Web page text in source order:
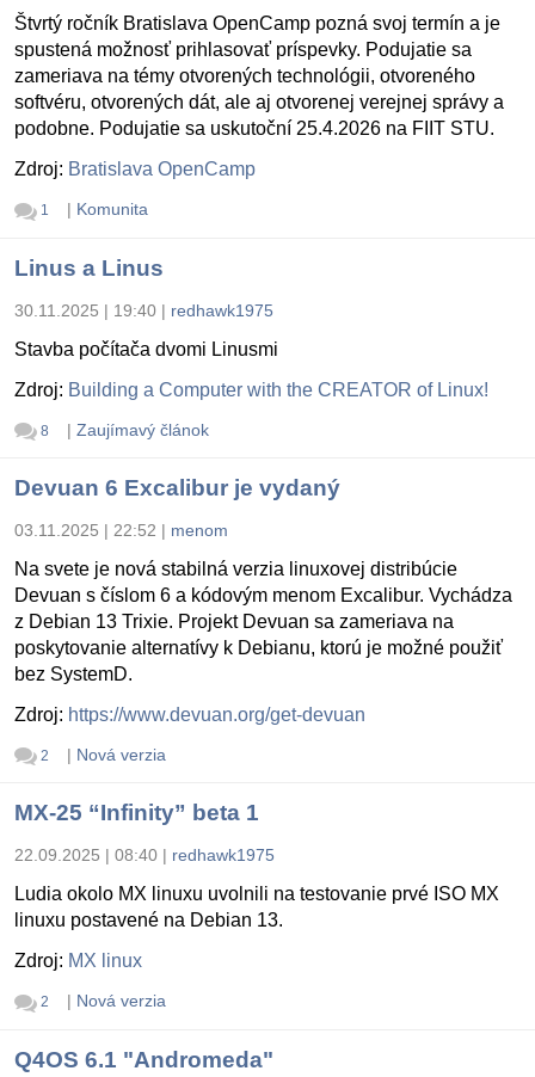
Štvrtý ročník Bratislava OpenCamp pozná svoj termín a je
spustená možnosť prihlasovať príspevky. Podujatie sa
zameriava na témy otvorených technológii, otvoreného
softvéru, otvorených dát, ale aj otvorenej verejnej správy a
podobne. Podujatie sa uskutoční 25.4.2026 na FIIT STU.
Zdroj: Bratislava OpenCamp
1 | Komunita
Linus a Linus
30.11.2025 | 19:40 | redhawk1975
Stavba počítača dvomi Linusmi
Zdroj: Building a Computer with the CREATOR of Linux!
8 | Zaujímavý článok
Devuan 6 Excalibur je vydaný
03.11.2025 | 22:52 | menom
Na svete je nová stabilná verzia linuxovej distribúcie
Devuan s číslom 6 a kódovým menom Excalibur. Vychádza
z Debian 13 Trixie. Projekt Devuan sa zameriava na
poskytovanie alternatívy k Debianu, ktorú je možné použiť
bez SystemD.
Zdroj: https://www.devuan.org/get-devuan
2 | Nová verzia
MX-25 “Infinity” beta 1
22.09.2025 | 08:40 | redhawk1975
Ludia okolo MX linuxu uvolnili na testovanie prvé ISO MX
linuxu postavené na Debian 13.
Zdroj: MX linux
2 | Nová verzia
Q4OS 6.1 "Andromeda"